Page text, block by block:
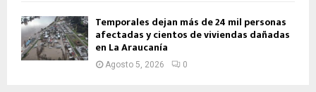
Temporales dejan más de 24 mil personas
afectadas y cientos de viviendas dañadas
en La Araucanía
Agosto 5, 2026 0